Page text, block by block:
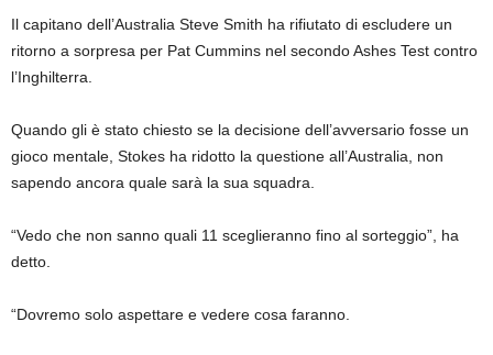
Il capitano dell’Australia Steve Smith ha rifiutato di escludere un
ritorno a sorpresa per Pat Cummins nel secondo Ashes Test contro
l’Inghilterra.
Quando gli è stato chiesto se la decisione dell’avversario fosse un
gioco mentale, Stokes ha ridotto la questione all’Australia, non
sapendo ancora quale sarà la sua squadra.
“Vedo che non sanno quali 11 sceglieranno fino al sorteggio”, ha
detto.
“Dovremo solo aspettare e vedere cosa faranno.